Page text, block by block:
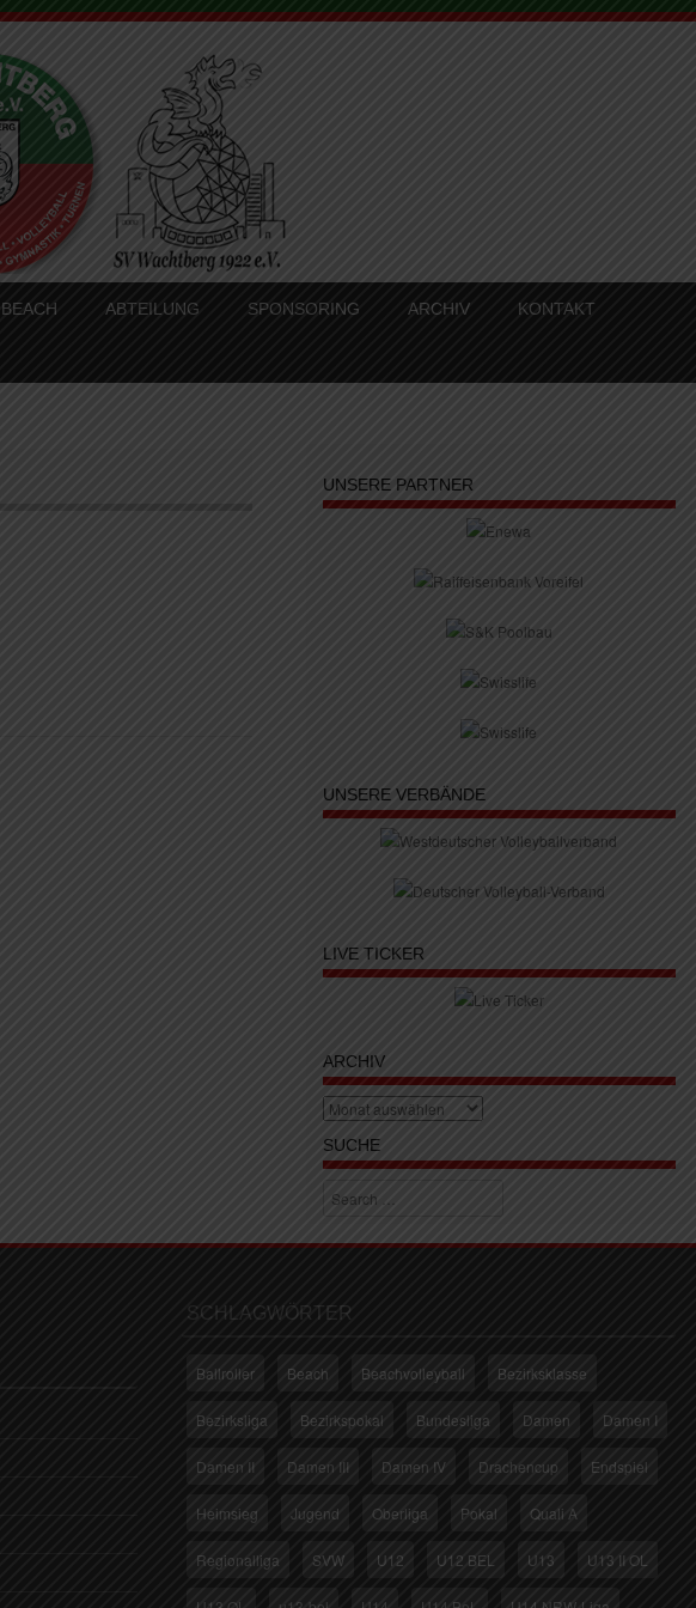
BEACH ABTEILUNG SPONSORING ARCHIV KONTAKT
UNSERE PARTNER
UNSERE VERBÄNDE
LIVE TICKER
ARCHIV
Archiv
SUCHE
Search
SCHLAGWÖRTER
Ballroller Beach Beachvolleyball Bezirksklasse
Bezirksliga Bezirkspokal Bundesliga Damen Damen I
Damen II Damen III Damen IV Drachencup Endspiel
Heimsieg Jugend Oberliga Pokal Quali A
Regionalliga SVW U12 U12 BEL U13 U13 II OL